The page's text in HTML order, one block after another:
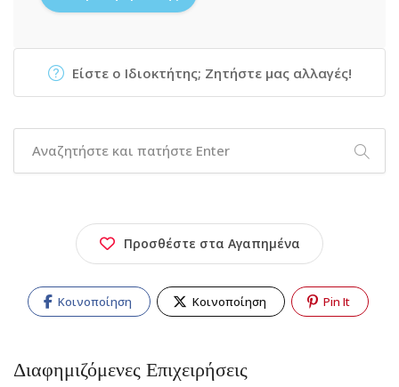
Είστε ο Ιδιοκτήτης; Ζητήστε μας αλλαγές!
Προσθέστε στα Αγαπημένα
Κοινοποίηση Κοινοποίηση Pin It
Διαφημιζόμενες Επιχειρήσεις